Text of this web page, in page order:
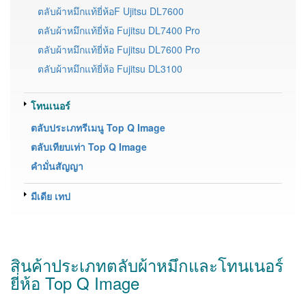
ตลับผ้าหมึกแท้ยี่ห้อF Ujitsu DL7600
ตลับผ้าหมึกแท้ยี่ห้อ Fujitsu DL7400 Pro
ตลับผ้าหมึกแท้ยี่ห้อ Fujitsu DL7600 Pro
ตลับผ้าหมึกแท้ยี่ห้อ Fujitsu DL3100
โทนเนอร์
ตลับประเภทรีเมนู Top Q Image
ตลับเทียบเท่า Top Q Image
คำมั่นสัญญา
มีเดีย เทป
สินค้าประเภทตลับผ้าหมึกและโทนเนอร์
ยี่ห้อ Top Q Image